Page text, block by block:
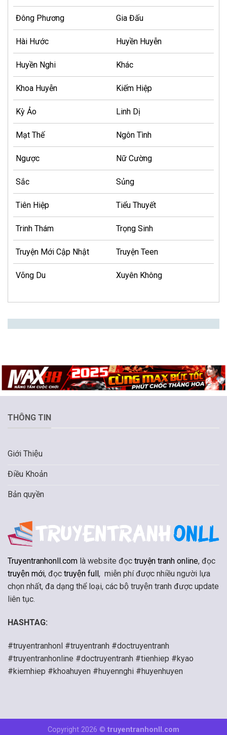
Đông Phương Gia Đấu
Hài Hước Huyền Huyễn
Huyền Nghi Khác
Khoa Huyễn Kiếm Hiệp
Kỳ Ảo Linh Dị
Mạt Thế Ngôn Tình
Ngược Nữ Cường
Sắc Sủng
Tiên Hiệp Tiểu Thuyết
Trinh Thám Trọng Sinh
Truyện Mới Cập Nhật Truyện Teen
Võng Du Xuyên Không
THÔNG TIN
Giới Thiệu
Điều Khoản
Bản quyền
Truyentranhonll.com là website đọc truyện tranh online, đọc
truyện mới, đọc truyện full , miễn phí được nhiều người lựa
chọn nhất, đa dạng thể loại, các bộ truyện tranh được update
liên tục.
HASHTAG:
#truyentranhonl #truyentranh #doctruyentranh
#truyentranhonline #doctruyentranh #tienhiep #kyao
#kiemhiep #khoahuyen #huyennghi #huyenhuyen
Copyright 2026 © truyentranhonll.com